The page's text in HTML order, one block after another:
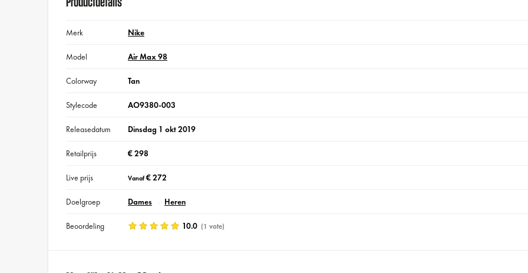
Merk Nike
Model Air Max 98
Colorway Tan
Stylecode AO9380-003
Releasedatum Dinsdag 1 okt 2019
Retailprijs € 298
Live prijs Vanaf€ 272
Doelgroep Dames Heren
Beoordeling 10.0 (1 vote)